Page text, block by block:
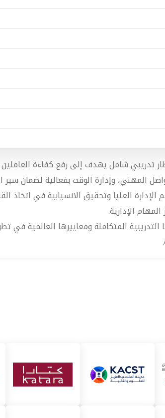
تدريبي شامل يهدف إلى رفع كفاءة العاملين
المهني، وإدارة الوقت بفعالية لضمان سير
العليا وتحقيق الانسيابية في اتخاذ
الإدارية.
المتكاملة ومعاييرها العالمية